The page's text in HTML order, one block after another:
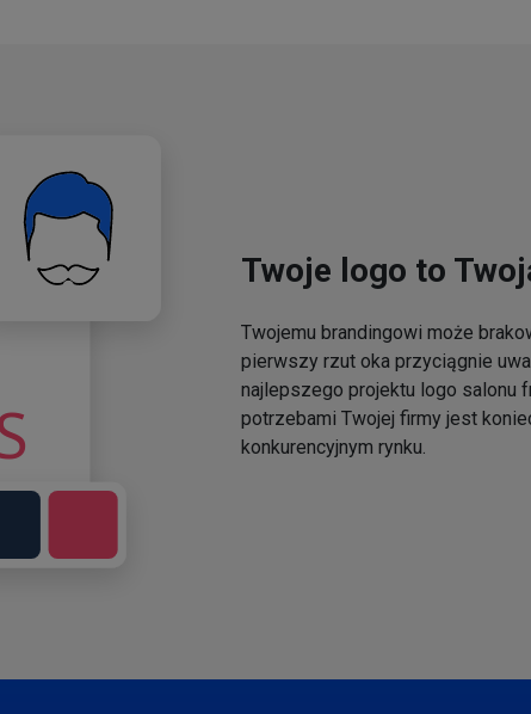
Twoje logo to
Twojemu brandingowi może
pierwszy rzut oka przyciągnie
najlepszego projektu logo salonu
potrzebami Twojej firmy jest
konkurencyjnym rynku.